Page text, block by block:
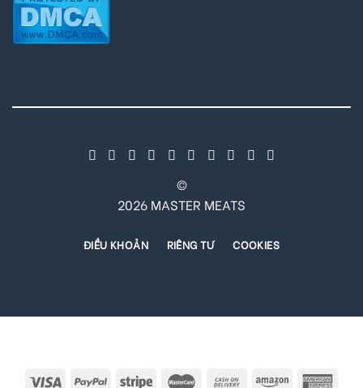
©
2026 MASTER MEATS
ĐIỀU KHOẢN RIÊNG TƯ COOKIES